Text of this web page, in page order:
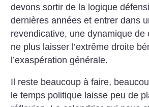
devons sortir de la logique
dernières années et entrer dans
revendicative, une dynamique de
ne plus laisser l’extrême droite
l’exaspération générale.
Il reste beaucoup à faire,
le temps politique laisse peu de